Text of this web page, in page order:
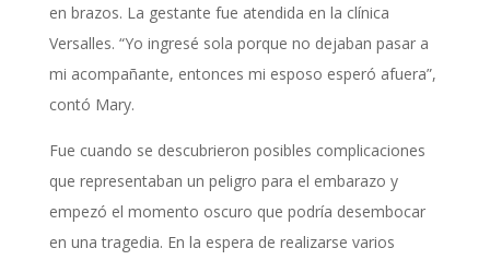
en brazos. La gestante fue atendida en la clínica
Versalles. “Yo ingresé sola porque no dejaban pasar a
mi acompañante, entonces mi esposo esperó afuera”,
contó Mary.
Fue cuando se descubrieron posibles complicaciones
que representaban un peligro para el embarazo y
empezó el momento oscuro que podría desembocar
en una tragedia. En la espera de realizarse varios